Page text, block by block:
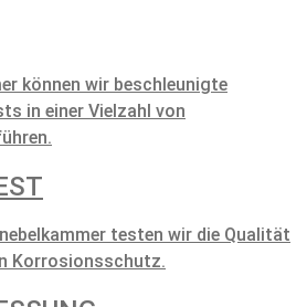
können wir beschleunigte
in einer Vielzahl von
testen wir die Qualität
Korrosionsschutz.